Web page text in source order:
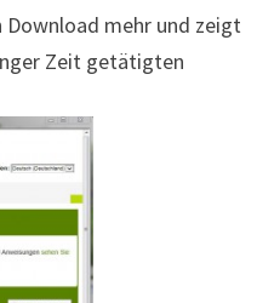
mehr und zeigt
Zeit getätigten